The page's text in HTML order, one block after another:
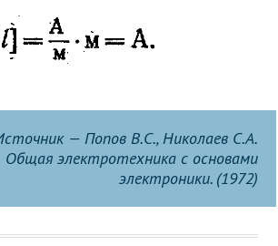
— Попов В.С., Николаев С.А.
Общая электротехника с основами
электроники. (1972)